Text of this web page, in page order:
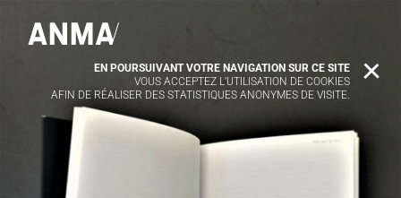
EN POURSUIVANT VOTRE NAVIGATION SUR CE SITE
VOUS ACCEPTEZ L’UTILISATION DE COOKIES
AFIN DE RÉALISER DES STATISTIQUES ANONYMES DE VISITE.
X